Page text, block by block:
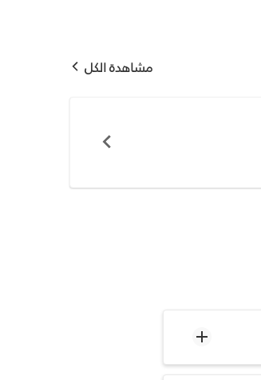
مشاهدة الكل